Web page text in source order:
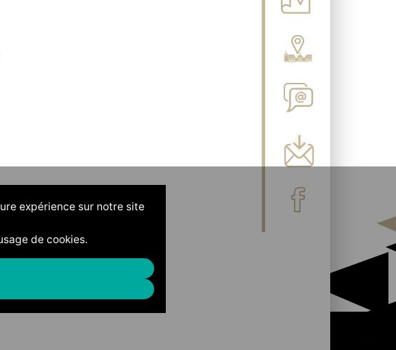
expérience sur notre site
de cookies.